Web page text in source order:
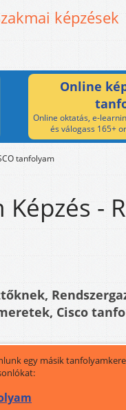
képzések
Online
Online oktatás, e-
és válogass 165+
tanfolyam
-
Cisco
egy másik